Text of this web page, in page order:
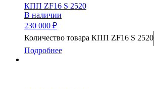
КПП ZF16 S 2520
В наличии
230 000 ₽
Количество товара КПП ZF16 S 2520
Подробнее